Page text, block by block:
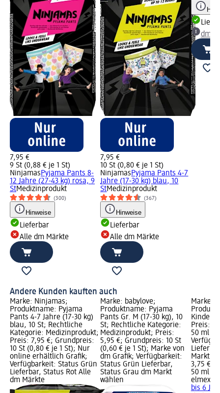
7,95 €
9 St (0,88 € je 1 St)
NinjamasPyjama Pants 8-
12 Jahre (27-43 kg) rosa, 9
StMedizinprodukt
(300)
Hinweise
Lieferbar
Alle dm Märkte
7,95 €
10 St (0,80 € je 1 St)
NinjamasPyjama Pants 4-7
Jahre (17-30 kg) blau, 10
StMedizinprodukt
(367)
Hinweise
Lieferbar
Alle dm Märkte
dm
Andere Kunden kauften auch
Marke: Ninjamas;
Produktname: Pyjama
Pants 4-7 Jahre (17-30 kg)
blau, 10 St; Rechtliche
Kategorie: Medizinprodukt;
Preis: 7,95 €; Grundpreis:
10 St (0,80 € je 1 St); Nur
online erhältlich Grafik;
Verfügbarkeit: Status Grün
Lieferbar, Status Rot Alle
dm Märkte
Marke: babylove;
Produktname: Pyjama
Pants Gr. M (17-30 kg), 10
St; Rechtliche Kategorie:
Medizinprodukt; Preis:
5,95 €; Grundpreis: 10 St
(0,60 € je 1 St); Marke von
dm Grafik; Verfügbarkeit:
Status Grün Lieferbar,
Status Grau dm Markt
wählen
Marke:
Kinder
Preis:
50 ml
Markt
3,75 €
50 ml
elmex
bis 6